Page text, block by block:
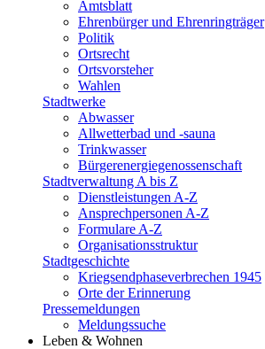
Amtsblatt
Ehrenbürger und Ehrenringträger
Politik
Ortsrecht
Ortsvorsteher
Wahlen
Stadtwerke
Abwasser
Allwetterbad und -sauna
Trinkwasser
Bürgerenergiegenossenschaft
Stadtverwaltung A bis Z
Dienstleistungen A-Z
Ansprechpersonen A-Z
Formulare A-Z
Organisationsstruktur
Stadtgeschichte
Kriegsendphaseverbrechen 1945
Orte der Erinnerung
Pressemeldungen
Meldungssuche
Leben & Wohnen